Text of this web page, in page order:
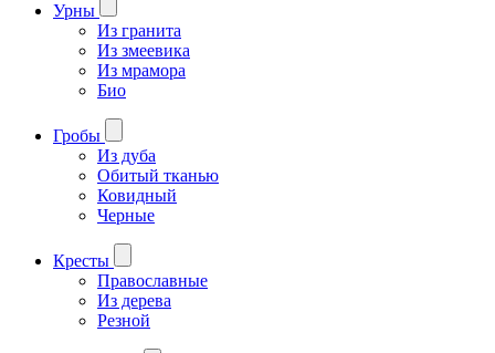
Урны
Из гранита
Из змеевика
Из мрамора
Био
Гробы
Из дуба
Обитый тканью
Ковидный
Черные
Кресты
Православные
Из дерева
Резной